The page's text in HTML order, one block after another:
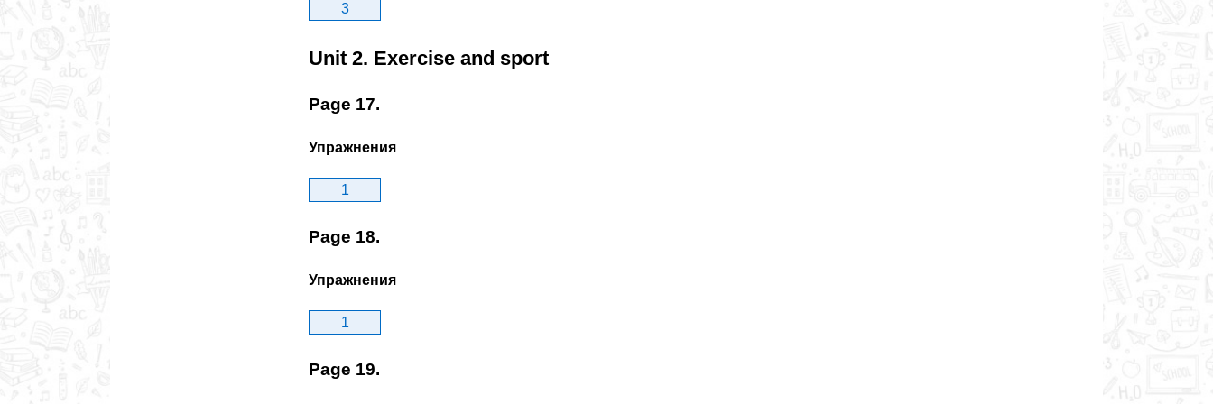
3
Unit 2. Exercise and sport
Page 17.
Упражнения
1
Page 18.
Упражнения
1
Page 19.